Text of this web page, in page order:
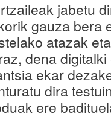
jabetu
gauza bera
atazak
dena
ekar
dira
ere